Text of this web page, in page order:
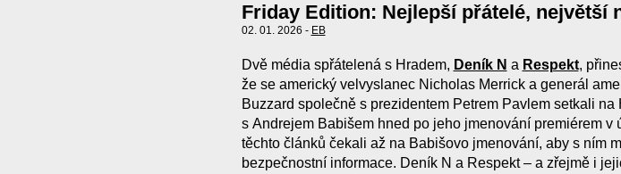
Friday Edition: Nejlepší přátelé, největší
02. 01. 2026 - EB
Dvě média spřátelená s Hradem, Deník N a Respekt,
že se americký velvyslanec Nicholas Merrick a generál
Buzzard společně s prezidentem Petrem Pavlem setkali na
s Andrejem Babišem hned po jeho jmenování premiérem v
těchto článků čekali až na Babišovo jmenování, aby s ním
bezpečnostní informace. Deník N a Respekt – a zřejmě i